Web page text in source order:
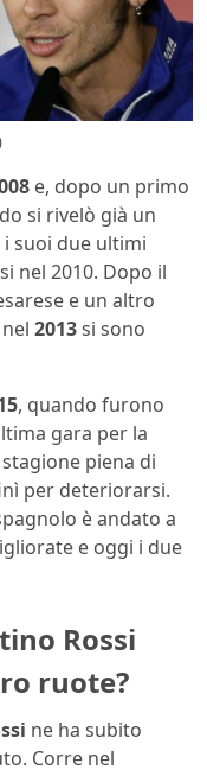
e, dopo un primo
si rivelò già un
i suoi due ultimi
nel 2010. Dopo il
e un altro
2013si sono
, quando furono
gara per la
piena di
per deteriorarsi.
è andato a
e oggi i due
Rossi
ruote?
ne ha subito
Corre nel